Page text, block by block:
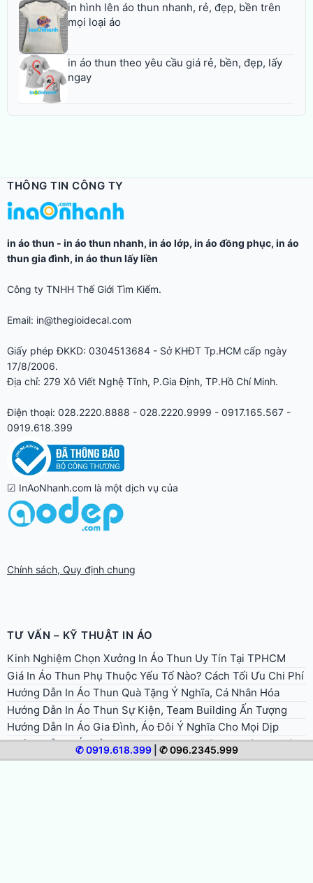
in hình lên áo thun nhanh, rẻ, đẹp, bền trên
mọi loại áo
in áo thun theo yêu cầu giá rẻ, bền, đẹp, lấy
ngay
THÔNG TIN CÔNG TY
in áo thun - in áo thun nhanh, in áo lớp, in áo đồng phục, in áo
thun gia đình, in áo thun lấy liền
Công ty TNHH Thế Giới Tìm Kiếm.
Email: in@thegioidecal.com
Giấy phép ĐKKD: 0304513684 - Sở KHĐT Tp.HCM cấp ngày
17/8/2006.
Địa chỉ: 279 Xô Viết Nghệ Tĩnh, P.Gia Định, TP.Hồ Chí Minh.
Điện thoại: 028.2220.8888 - 028.2220.9999 - 0917.165.567 -
0919.618.399
✆ 0919.618.399| ✆ 096.2345.999
☑ InAoNhanh.com là một dịch vụ của
Chính sách, Quy định chung
TƯ VẤN – KỸ THUẬT IN ÁO
Kinh Nghiệm Chọn Xưởng In Áo Thun Uy Tín Tại TPHCM
Giá In Áo Thun Phụ Thuộc Yếu Tố Nào? Cách Tối Ưu Chi Phí
Hướng Dẫn In Áo Thun Quà Tặng Ý Nghĩa, Cá Nhân Hóa
Hướng Dẫn In Áo Thun Sự Kiện, Team Building Ấn Tượng
Hướng Dẫn In Áo Gia Đình, Áo Đôi Ý Nghĩa Cho Mọi Dịp
Hướng Dẫn In Áo Đồng Phục Doanh Nghiệp Chuyên Nghiệp
Hướng Dẫn In Áo Nhóm, Áo Lớp Đẹp, Thống Nhất, Tiết Kiệm